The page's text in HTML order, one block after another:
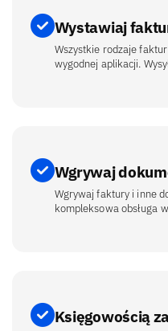
Wystawiaj
Wszystkie rodzaje
wygodnej aplikacji.
Wgrywaj
Wgrywaj faktury i inne
kompleksowa obsługa
Księgowością